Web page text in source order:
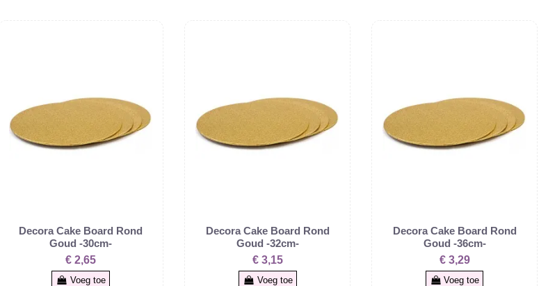
Decora Cake Board Rond
Goud -30cm-
€ 2,65
Voeg toe
Decora Cake Board Rond
Goud -32cm-
€ 3,15
Voeg toe
Decora Cake Board Rond
Goud -36cm-
€ 3,29
Voeg toe